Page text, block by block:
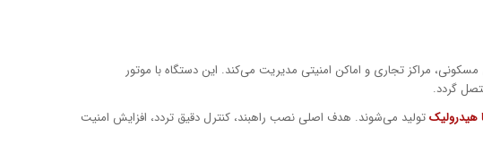
مراکز تجاری و اماکن امنیتی مدیریت می‌کند. این دستگاه با موتور
گردد.
هیدرولیکتولید می‌شوند. هدف اصلی نصب راهبند، کنترل دقیق تردد، افزایش امنیت